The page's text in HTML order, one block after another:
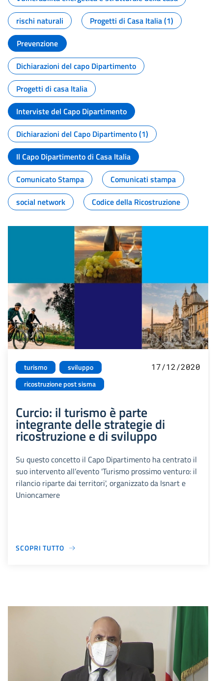
rischi naturali
Progetti di Casa Italia (1)
Prevenzione
Dichiarazioni del capo Dipartimento
Progetti di casa Italia
Interviste del Capo Dipartimento
Dichiarazioni del Capo Dipartimento (1)
Il Capo Dipartimento di Casa Italia
Comunicato Stampa
Comunicati stampa
social network
Codice della Ricostruzione
turismo
sviluppo
ricostruzione post sisma
17/12/2020
Curcio: il turismo è parte
integrante delle strategie di
ricostruzione e di sviluppo
Su questo concetto il Capo Dipartimento ha centrato il
suo intervento all’evento 'Turismo prossimo venturo: il
rilancio riparte dai territori', organizzato da Isnart e
Unioncamere
SCOPRI TUTTO